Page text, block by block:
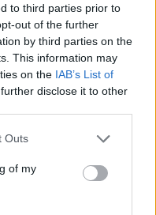
to third parties prior to
out of the further
by third parties on the
This information may
on the IAB’s List of
disclose it to other
Outs
of my